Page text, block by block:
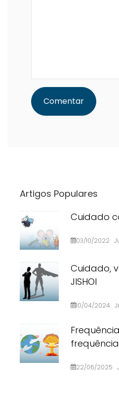
Artigos Populares
Cuidado
03/10/2022
Cuidado,
JISHOI
10/04/2024
22/06/2025